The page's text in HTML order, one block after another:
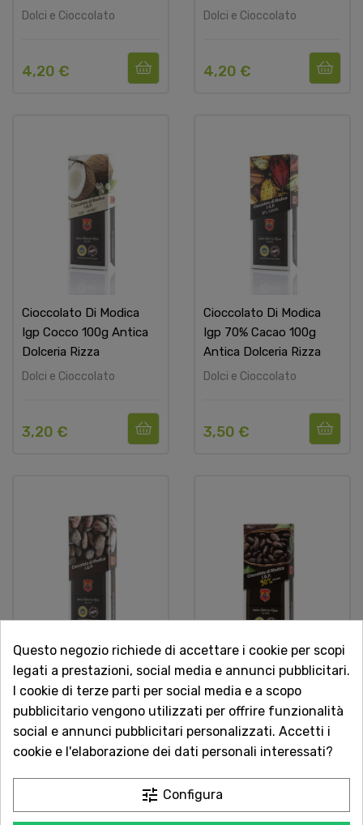
Dolci e Cioccolato
4,20 €
Dolci e Cioccolato
4,20 €
Cioccolato Di Modica
Igp Cocco 100g Antica
Dolceria Rizza
Dolci e Cioccolato
3,20 €
Cioccolato Di Modica
Igp 70% Cacao 100g
Antica Dolceria Rizza
Dolci e Cioccolato
3,50 €
Cioccolato Di Modica
Igp 60% Cacao 100g
Antica Dolceria Rizza
Dolci e Cioccolato
Cioccolato Di Modica
Igp 90% Cacao 100g
Antica Dolceria Rizza
Dolci e Cioccolato
3,20 €
Questo negozio richiede di accettare i cookie per scopi
legati a prestazioni, social media e annunci pubblicitari.
I cookie di terze parti per social media e a scopo
pubblicitario vengono utilizzati per offrire funzionalità
social e annunci pubblicitari personalizzati. Accetti i
cookie e l'elaborazione dei dati personali interessati?
tune Configura